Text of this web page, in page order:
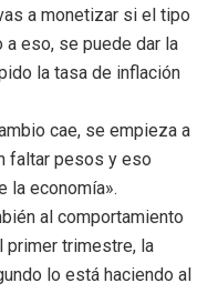
a monetizar si el tipo
a eso, se puede dar la
la tasa de inflación
cae, se empieza a
faltar pesos y eso
la economía».
al comportamiento
primer trimestre, la
lo está haciendo al